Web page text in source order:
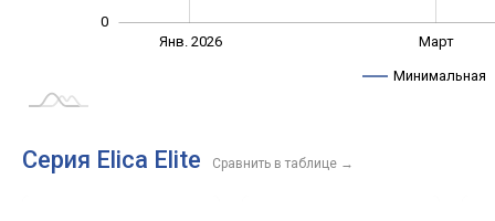
0
Янв. 2026 Март
Минимальная
Серия Elica Elite Сравнить в таблице →